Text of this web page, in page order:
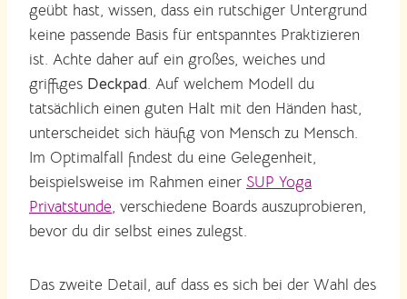
geübt hast, wissen, dass ein rutschiger Untergrund
keine passende Basis für entspanntes Praktizieren
ist. Achte daher auf ein großes, weiches und
griffiges Deckpad. Auf welchem Modell du
tatsächlich einen guten Halt mit den Händen hast,
unterscheidet sich häufig von Mensch zu Mensch.
Im Optimalfall findest du eine Gelegenheit,
beispielsweise im Rahmen einer SUP Yoga
Privatstunde, verschiedene Boards auszuprobieren,
bevor du dir selbst eines zulegst.
Das zweite Detail, auf dass es sich bei der Wahl des